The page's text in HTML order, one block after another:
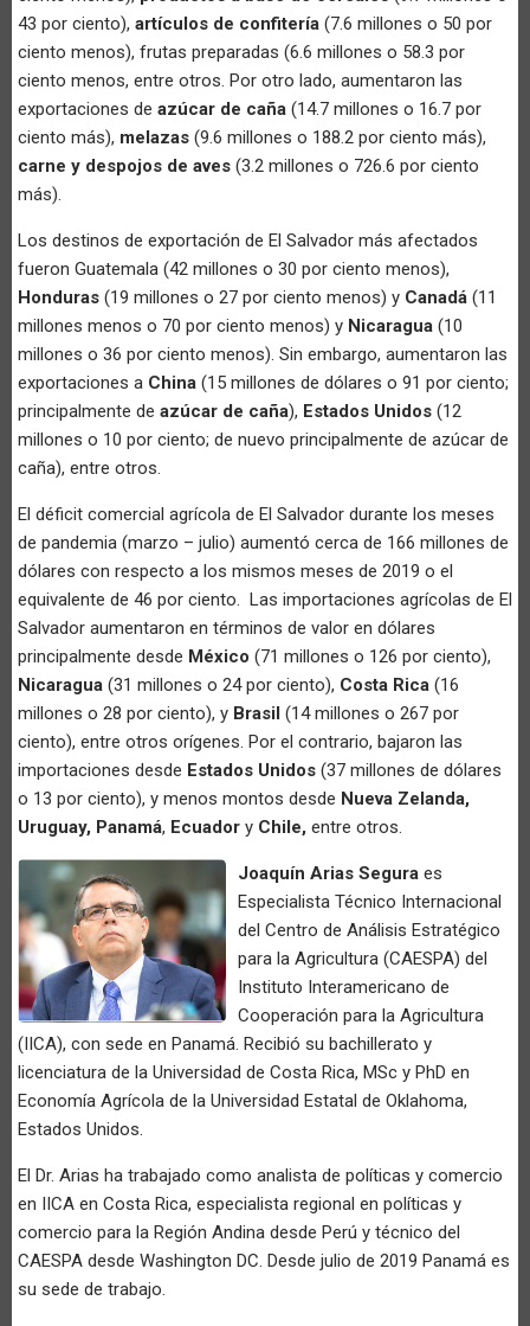
43 por ciento), artículos de confitería (7.6 millones o 50 por
ciento menos), frutas preparadas (6.6 millones o 58.3 por
ciento menos, entre otros. Por otro lado, aumentaron las
exportaciones de azúcar de caña (14.7 millones o 16.7 por
ciento más), melazas (9.6 millones o 188.2 por ciento más),
carne y despojos de aves (3.2 millones o 726.6 por ciento
más).
Los destinos de exportación de El Salvador más afectados
fueron Guatemala (42 millones o 30 por ciento menos),
Honduras (19 millones o 27 por ciento menos) y Canadá (11
millones menos o 70 por ciento menos) y Nicaragua (10
millones o 36 por ciento menos). Sin embargo, aumentaron las
exportaciones a China (15 millones de dólares o 91 por ciento;
principalmente de azúcar de caña), Estados Unidos (12
millones o 10 por ciento; de nuevo principalmente de azúcar de
caña), entre otros.
El déficit comercial agrícola de El Salvador durante los meses
de pandemia (marzo – julio) aumentó cerca de 166 millones de
dólares con respecto a los mismos meses de 2019 o el
equivalente de 46 por ciento. Las importaciones agrícolas de El
Salvador aumentaron en términos de valor en dólares
principalmente desde México (71 millones o 126 por ciento),
Nicaragua (31 millones o 24 por ciento), Costa Rica (16
millones o 28 por ciento), y Brasil (14 millones o 267 por
ciento), entre otros orígenes. Por el contrario, bajaron las
importaciones desde Estados Unidos (37 millones de dólares
o 13 por ciento), y menos montos desde Nueva Zelanda,
Uruguay, Panamá, Ecuador y Chile, entre otros.
Joaquín Arias Segura es
Especialista Técnico Internacional
del Centro de Análisis Estratégico
para la Agricultura (CAESPA) del
Instituto Interamericano de
Cooperación para la Agricultura
(IICA), con sede en Panamá. Recibió su bachillerato y
licenciatura de la Universidad de Costa Rica, MSc y PhD en
Economía Agrícola de la Universidad Estatal de Oklahoma,
Estados Unidos.
El Dr. Arias ha trabajado como analista de políticas y comercio
en IICA en Costa Rica, especialista regional en políticas y
comercio para la Región Andina desde Perú y técnico del
CAESPA desde Washington DC. Desde julio de 2019 Panamá es
su sede de trabajo.